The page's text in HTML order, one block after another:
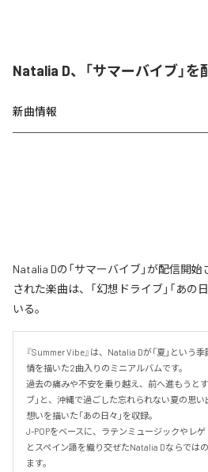
Natalia D、「サマーバイブ」を
新曲情報
Natalia Dの「サマーバイブ」が配信開
された楽曲は、「幻想ドライブ」「あの
いる。
『Summer Vibe』は、Natalia Dが「夏」という
情を描いた2曲入りのミニアルバムです。
過去の痛みや不安を乗り越え、前へ進もうと
ブ」と、沖縄で過ごした忘れられない夏の思
想いを描いた「あの日々」を収録。
J-POPをベースに、ラテンミュージックやレ
とスペイン語を織り交ぜたNatalia Dならでは
ます。